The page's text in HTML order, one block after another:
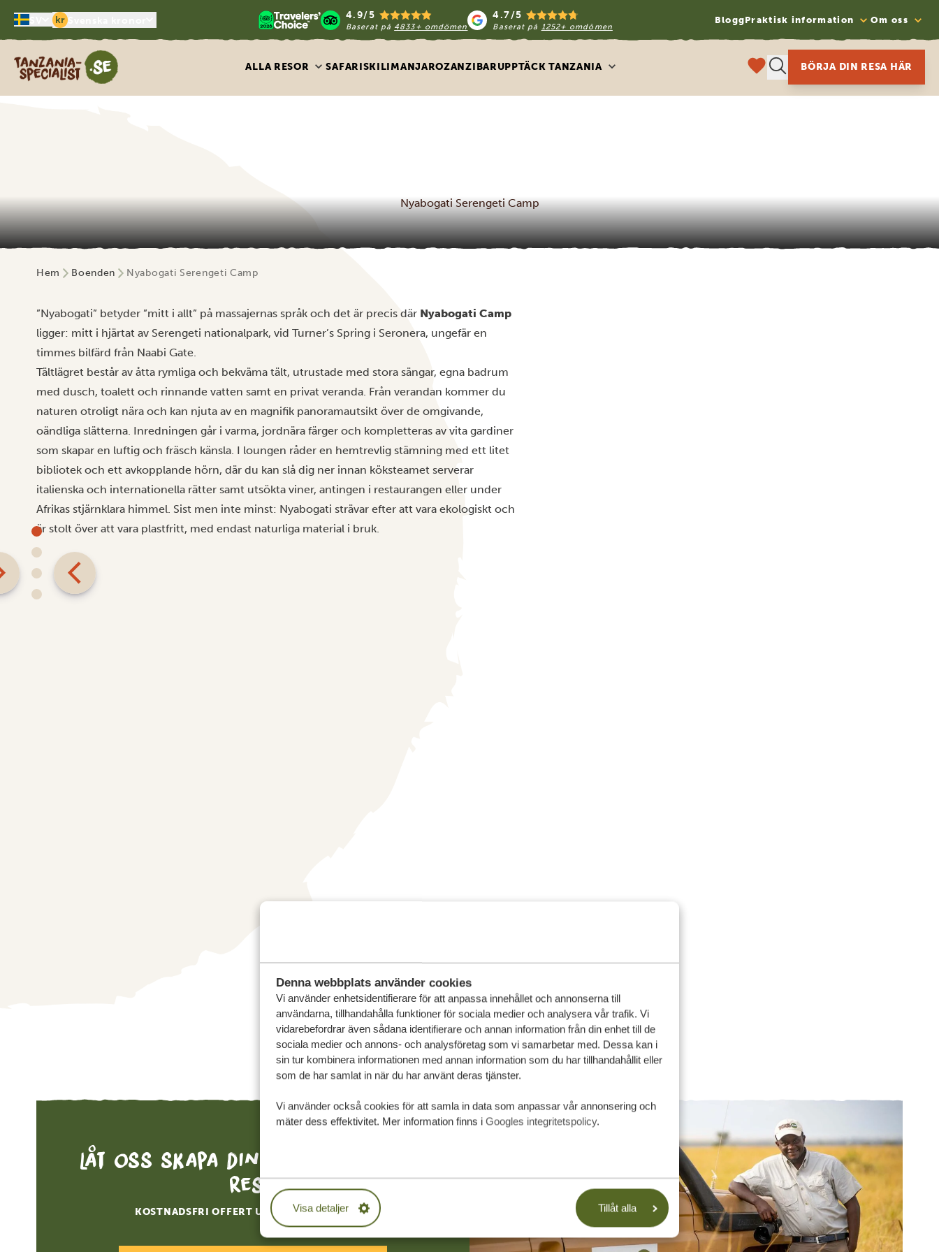
Denna webbplats använder cookies
Vi använder enhetsidentifierare för att anpassa innehållet och annonserna till
användarna, tillhandahålla funktioner för sociala medier och analysera vår trafik. Vi
vidarebefordrar även sådana identifierare och annan information från din enhet till de
sociala medier och annons- och analysföretag som vi samarbetar med. Dessa kan i
sin tur kombinera informationen med annan information som du har tillhandahållit eller
som de har samlat in när du har använt deras tjänster.
Vi använder också cookies för att samla in data som anpassar vår annonsering och
mäter dess effektivitet. Mer information finns i Googles integritetspolicy.
Visa detaljer Tillåt alla
kr 4.9/5
Baserat på 4833+ omdömen
4.7/5
Baserat på 1252+ omdömen
BloggPraktisk information Om oss
Tanzania Specialist
ALLA RESOR SAFARISKILIMANJAROZANZIBARUPPTÄCK TANZANIA BÖRJA DIN RESA HÄR
Nyabogati Serengeti Camp
Hem Boenden Nyabogati Serengeti Camp
”Nyabogati” betyder ”mitt i allt” på massajernas språk och det är precis där Nyabogati Camp
ligger: mitt i hjärtat av Serengeti nationalpark, vid Turner’s Spring i Seronera, ungefär en
timmes bilfärd från Naabi Gate.
Tältlägret består av åtta rymliga och bekväma tält, utrustade med stora sängar, egna badrum
med dusch, toalett och rinnande vatten samt en privat veranda. Från verandan kommer du
naturen otroligt nära och kan njuta av en magnifik panoramautsikt över de omgivande,
oändliga slätterna. Inredningen går i varma, jordnära färger och kompletteras av vita gardiner
som skapar en luftig och fräsch känsla. I loungen råder en hemtrevlig stämning med ett litet
bibliotek och ett avkopplande hörn, där du kan slå dig ner innan köksteamet serverar
italienska och internationella rätter samt utsökta viner, antingen i restaurangen eller under
Afrikas stjärnklara himmel. Sist men inte minst: Nyabogati strävar efter att vara ekologiskt och
är stolt över att vara plastfritt, med endast naturliga material i bruk.
Låt oss skapa din skräddarsydda
resa
KOSTNADSFRI OFFERT UTAN FÖRPLIKTELSER